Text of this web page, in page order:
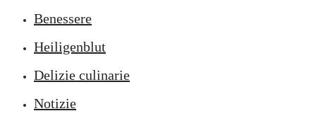
Benessere
Heiligenblut
Delizie culinarie
Notizie